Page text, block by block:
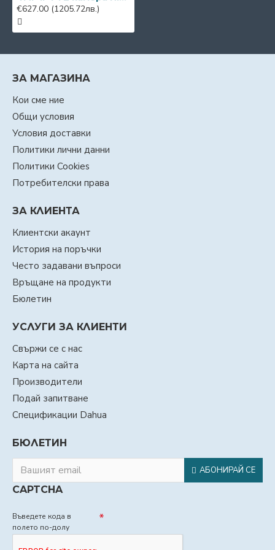
€627.00 (1205.72лв.)
ЗА МАГАЗИНА
Кои сме ние
Общи условия
Условия доставки
Политики лични данни
Политики Cookies
Потребителски права
ЗА КЛИЕНТА
Клиентски акаунт
История на поръчки
Често задавани въпроси
Връщане на продукти
Бюлетин
УСЛУГИ ЗА КЛИЕНТИ
Свържи се с нас
Карта на сайта
Производители
Подай запитване
Спецификации Dahua
БЮЛЕТИН
АБОНИРАЙ СЕ
CAPTCHA
Въведете кода в
полето по-долу